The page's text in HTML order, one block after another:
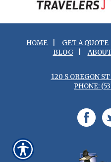
HOME GET A QUOTE
BLOG
120 S OREGON
PHONE: